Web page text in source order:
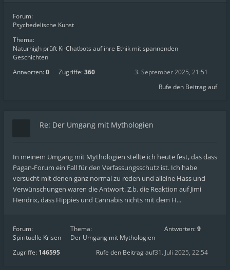
Forum:
Psychedelische Kunst
Thema:
Naturhigh prüft Ki-Chatbots auf ihre Ethik mit spannenden
Geschichten
Antworten:0 Zugriffe:360
3. September 2025, 21:51
Rufe den Beitrag auf
Re: Der Umgang mit Mythologien
In meinem Umgang mit Mythologien stellte ich heute fest, das dass
Pagan-Forum ein Fall für den Verfassungsschutz ist. Ich habe
versucht mit denen ganz normal zu reden und alleine Hass und
Verwünschungen waren die Antwort. Z.b. die Reaktion auf Jimi
Hendrix, dass Hippies und Cannabis nichts mit dem H...
Forum:
Spirituelle Krisen
Thema:
Der Umgang mit Mythologien
Antworten:9
Zugriffe: 146595 31. Juli 2025, 22:54
Rufe den Beitrag auf